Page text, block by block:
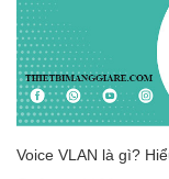
Voice VLAN là gì?